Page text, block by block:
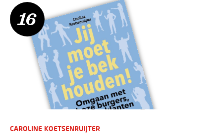
16
CAROLINE KOETSENRUIJTER